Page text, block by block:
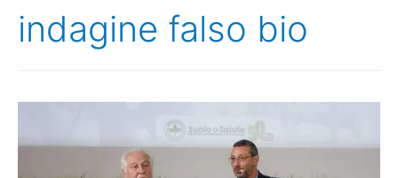
indagine falso bio